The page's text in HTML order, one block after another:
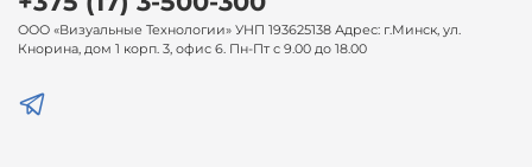
ООО «Визуальные Технологии» УНП 193625138 Адрес: г.Минск, ул.
Кнорина, дом 1 корп. 3, офис 6. Пн-Пт с 9.00 до 18.00